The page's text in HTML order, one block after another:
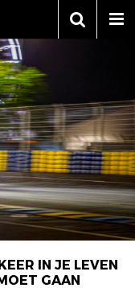
IN JE LEVEN
GAAN